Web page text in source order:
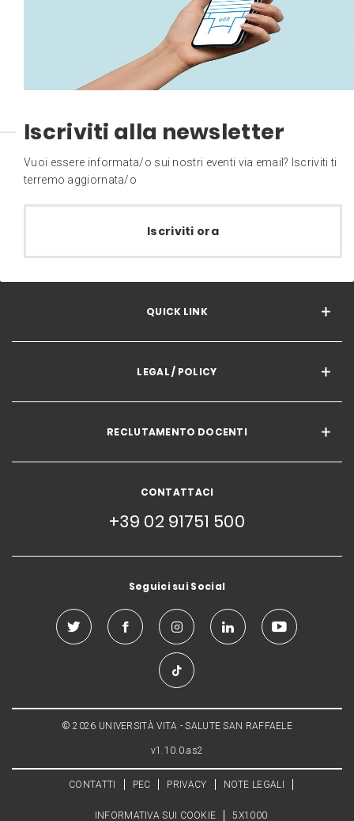
Iscriviti alla newsletter
Vuoi essere informata/o sui nostri eventi via email? Iscriviti ti
terremo aggiornata/o
Iscriviti ora
QUICK LINK
LEGAL / POLICY
RECLUTAMENTO DOCENTI
CONTATTACI
+39 02 91751 500
Seguici sui Social
© 2026 UNIVERSITÀ VITA - SALUTE SAN RAFFAELE
v1.10.0.as2
CONTATTI PEC PRIVACY NOTE LEGALI
INFORMATIVA SUI COOKIE 5X1000